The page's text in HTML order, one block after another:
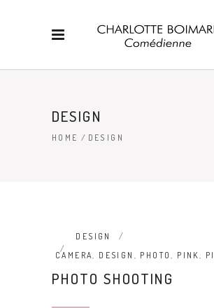
DESIGN
HOME / DESIGN
DESIGN
CAMERA, DESIGN , PHOTO, PINK,
PHOTO SHOOTING